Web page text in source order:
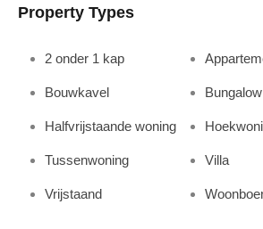
Property Types
2 onder 1 kap
Bouwkavel Bungalow
Halfvrijstaande woning
Tussenwoning Villa
Vrijstaand